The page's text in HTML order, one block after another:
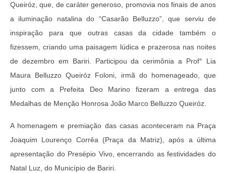
Queiróz, que, de caráter generoso, promovia nos finais de anos
a iluminação natalina do “Casarão Belluzzo”, que serviu de
inspiração para que outras casas da cidade também o
fizessem, criando uma paisagem lúdica e prazerosa nas noites
de dezembro em Bariri. Participou da cerimônia a Prof° Lia
Maura Belluzzo Queiróz Foloni, irmã do homenageado, que
junto com a Prefeita Deo Marino fizeram a entrega das
Medalhas de Menção Honrosa João Marco Belluzzo Queiróz.
A homenagem e premiação das casas aconteceram na Praça
Joaquim Lourenço Corrêa (Praça da Matriz), após a última
apresentação do Presépio Vivo, encerrando as festividades do
Natal Luz, do Município de Bariri.